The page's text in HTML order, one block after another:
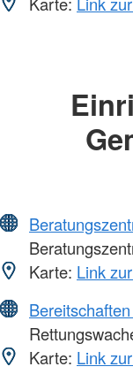
Karte: Link
Karte: Link